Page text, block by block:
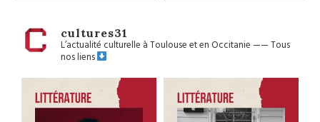
cultures31
L’actualité culturelle à Toulouse et en Occitanie——Tous
nos liens